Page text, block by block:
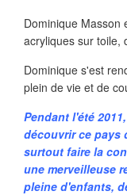
Dominique Masson
acryliques sur toile,
Dominique s'est
plein de vie et de
Pendant l'été
découvrir ce pays
surtout faire la
une merveilleuse
pleine d'enfants,